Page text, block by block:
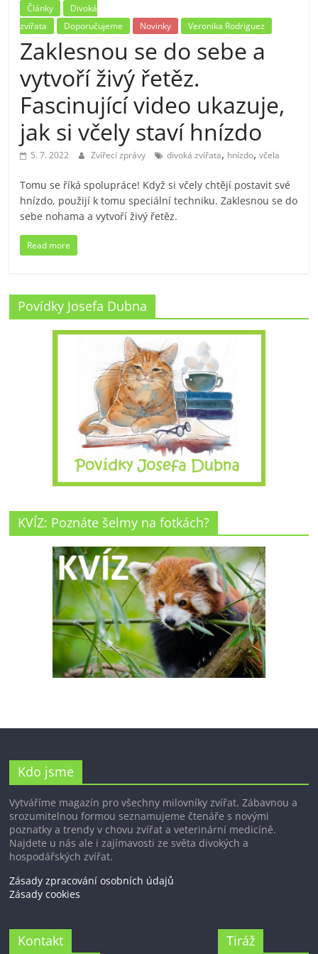
Články
Divoká
zvířata
Doporučujeme Novinky Veronika Rodriguez
Zaklesnou se do sebe a
vytvoří živý řetěz.
Fascinující video ukazuje,
jak si včely staví hnízdo
5. 7. 2022 Zvířecí zprávy divoká zvířata, hnízdo,včela
Tomu se říká spolupráce! Když si včely chtějí postavit své
hnízdo, použijí k tomu speciální techniku. Zaklesnou se do
sebe nohama a vytvoří živý řetěz.
Read more
Povídky Josefa Dubna
KVÍZ: Poznáte šelmy na fotkách?
Kdo jsme
Vytváříme magazín pro všechny milovníky zvířat. Zábavnou a
srozumitelnou formou seznamujeme čtenáře s novými
poznatky a trendy v chovu zvířat a veterinární medicíně.
Najdete u nás ale i zajímavosti ze světa divokých a
hospodářských zvířat.
Zásady zpracování osobních údajů
Zásady cookies
Kontakt Tiráž